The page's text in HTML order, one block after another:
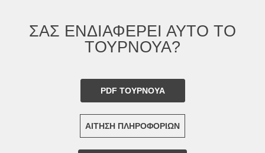
ΣΑΣ ΕΝΔΙΑΦΕΡΕΙ ΑΥΤΟ ΤΟ
ΤΟΥΡΝΟΥΑ?
PDF ΤΟΥΡΝΟΥΑ
ΑΙΤΗΣΗ ΠΛΗΡΟΦΟΡΙΩΝ